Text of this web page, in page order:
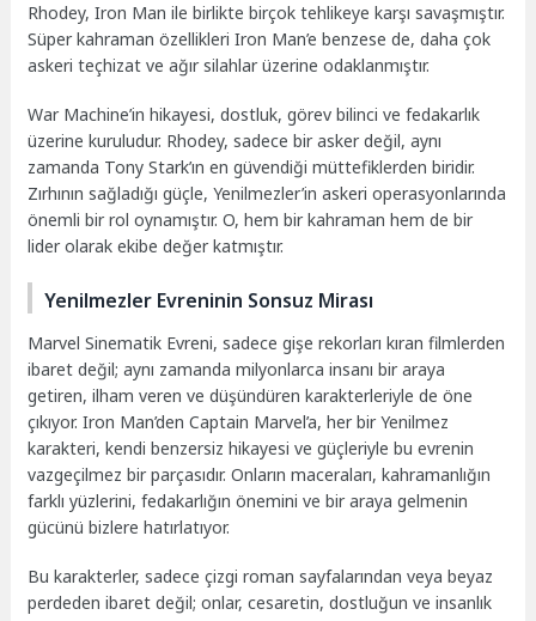
Rhodey, Iron Man ile birlikte birçok tehlikeye karşı savaşmıştır.
Süper kahraman özellikleri Iron Man’e benzese de, daha çok
askeri teçhizat ve ağır silahlar üzerine odaklanmıştır.
War Machine’in hikayesi, dostluk, görev bilinci ve fedakarlık
üzerine kuruludur. Rhodey, sadece bir asker değil, aynı
zamanda Tony Stark’ın en güvendiği müttefiklerden biridir.
Zırhının sağladığı güçle, Yenilmezler’in askeri operasyonlarında
önemli bir rol oynamıştır. O, hem bir kahraman hem de bir
lider olarak ekibe değer katmıştır.
Yenilmezler Evreninin Sonsuz Mirası
Marvel Sinematik Evreni, sadece gişe rekorları kıran filmlerden
ibaret değil; aynı zamanda milyonlarca insanı bir araya
getiren, ilham veren ve düşündüren karakterleriyle de öne
çıkıyor. Iron Man’den Captain Marvel’a, her bir Yenilmez
karakteri, kendi benzersiz hikayesi ve güçleriyle bu evrenin
vazgeçilmez bir parçasıdır. Onların maceraları, kahramanlığın
farklı yüzlerini, fedakarlığın önemini ve bir araya gelmenin
gücünü bizlere hatırlatıyor.
Bu karakterler, sadece çizgi roman sayfalarından veya beyaz
perdeden ibaret değil; onlar, cesaretin, dostluğun ve insanlık